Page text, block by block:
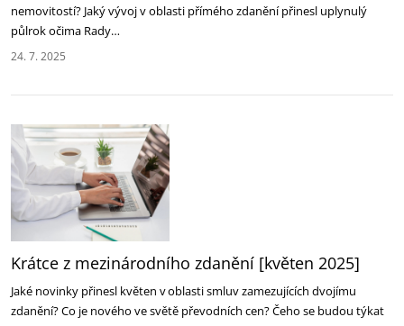
nemovitostí? Jaký vývoj v oblasti přímého zdanění přinesl ‎uplynulý
půlrok očima Rady…
24. 7. 2025
Krátce z mezinárodního zdanění [květen 2025]
Jaké novinky přinesl květen v oblasti smluv zamezujících dvojímu
zdanění? Co je nového ve světě převodních cen? Čeho se budou týkat